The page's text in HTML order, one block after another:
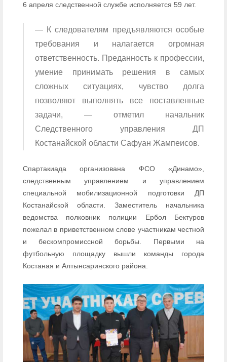
6 апреля следственной службе исполняется 59 лет.
— К следователям предъявляются особые
требования и налагается огромная
ответственность. Преданность к профессии,
умение принимать решения в самых
сложных ситуациях, чувство долга
позволяют выполнять все поставленные
задачи, — отметил начальник
Следственного управления ДП
Костанайской области Сафуан Жампеисов.
Спартакиада организована ФСО «Динамо»,
следственным управлением и управлением
специальной мобилизационной подготовки ДП
Костанайской области. Заместитель начальника
ведомства полковник полиции Ербол Бектуров
пожелал в приветственном слове участникам честной
и бескомпромиссной борьбы. Первыми на
футбольную площадку вышли команды города
Костаная и Алтынсаринского района.